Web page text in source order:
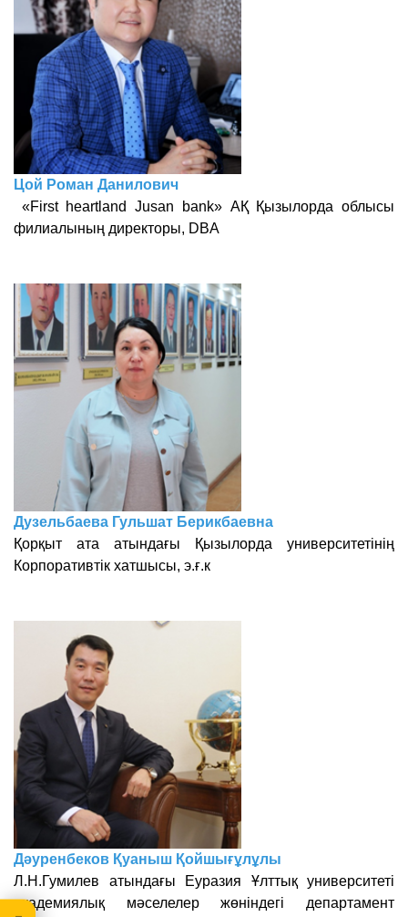
Цой Роман Данилович
«First heartlandJusan bank» АҚ Қызылорда облысы
филиалының директоры, DBA
Дузельбаева Гульшат Берикбаевна
Қорқыт ата атындағы Қызылорда университетінің
Корпоративтік хатшысы, э.ғ.к
Дәуренбеков Қуаныш Қойшығұлұлы
Л.Н.Гумилев атындағы Еуразия Ұлттық университеті
академиялық мәселелержөніндегі департамент